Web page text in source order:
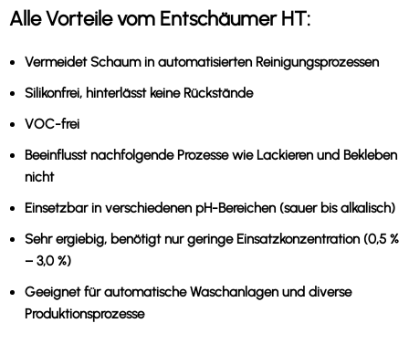
Alle Vorteile vom Entschäumer HT:
Vermeidet Schaumin automatisierten Reinigungsprozessen
Silikonfrei, hinterlässt keine Rückstände
VOC-frei
Beeinflusstnachfolgende Prozesse wie Lackieren und Bekleben
nicht
Einsetzbar in verschiedenen pH-Bereichen (sauer bis alkalisch)
Sehr ergiebig, benötigt nur geringe Einsatzkonzentration (0,5 %
– 3,0 %)
Geeignet für automatische Waschanlagen und diverse
Produktionsprozesse